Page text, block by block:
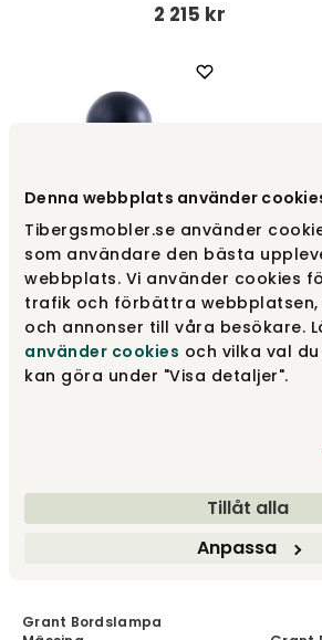
Denna webbplats använder
Tibergsmobler.se använder
som användare den bästa
webbplats. Vi använder cookies
trafik och förbättra webbplatsen,
och annonser till våra besökare.
använder cookies och vilka val
kan göra under "Visa detaljer".
Tillåt alla
Anpassa
2 215 kr
Cap Bordslampa
Midnight Blue
Normann Copenhagen
3 640 kr
Cap
Grant Bordslampa